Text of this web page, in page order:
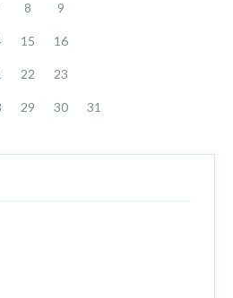
8 9
15 16
22 23
29 30 31